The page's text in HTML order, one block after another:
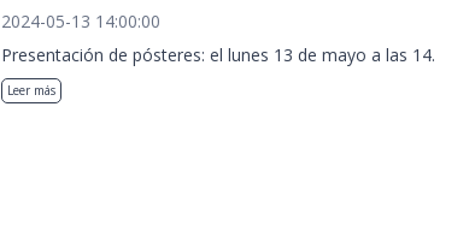
2024-05-13 14:00:00
Presentación de pósteres: el lunes 13 de mayo a las 14.
Leer más